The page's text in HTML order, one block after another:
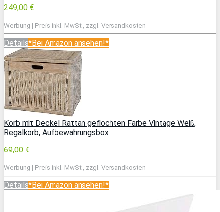
249,00 €
Werbung | Preis inkl. MwSt., zzgl. Versandkosten
Details*Bei Amazon ansehen!*
Korb mit Deckel Rattan geflochten Farbe Vintage Weiß,
Regalkorb, Aufbewahrungsbox
69,00 €
Werbung | Preis inkl. MwSt., zzgl. Versandkosten
Details*Bei Amazon ansehen!*